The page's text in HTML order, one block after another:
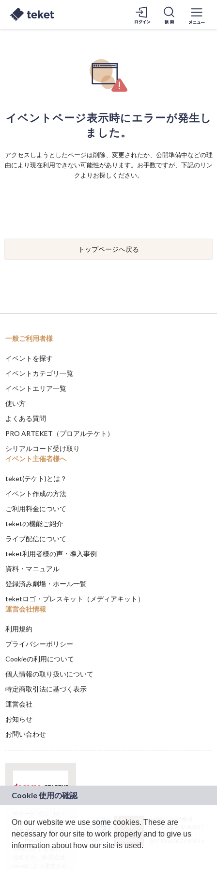
イベントページ表示時にエラーが発生し
ました。
アクセスしようとしたページは削除、変更されたか、公開準備中などの理
由により現在利用できない可能性があります。お手数ですが、下記のリン
クよりお探しください。
トップページへ戻る
一般ご利用者様
イベントを探す
イベントカテゴリ一覧
イベントエリア一覧
使い方
よくある質問
PRO ARTEKET（プロアルテケト）
シリアルコード受け取り
イベント主催者様へ
teket(テケト)とは？
イベント作成の方法
ご利用料金について
teketの機能ご紹介
ライブ配信について
teket利用者様の声・導入事例
資料・マニュアル
登録済み劇場・ホール一覧
teketロゴ・プレスキット（メディアキット）
運営会社情報
利用規約
プライバシーポリシー
Cookieの利用について
個人情報の取り扱いについて
特定商取引法に基づく表示
運営会社
お知らせ
お問い合わせ
ドコモグループの新
規事業創出プログラ
ム「docomo
STARTUP」を通じて
JASRAC許諾番号：
9024936001Y45037
JASRAC許諾番号：
On our website we use some cookies. These are
necessary for our site to work properly and to give us
information about how our site is used.